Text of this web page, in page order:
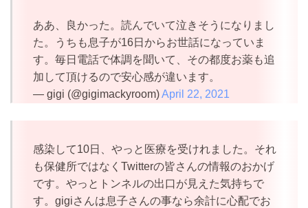
ああ、良かった。読んでいて泣きそうになりまし
た。うちも息子が16日からお世話になっていま
す。毎日電話で体調を聞いて、その都度お薬も追
加して頂けるので安心感が違います。
— gigi (@gigimackyroom)April 22, 2021
感染して10日、やっと医療を受けれました。それ
も保健所ではなくTwitterの皆さんの情報のおかげ
です。やっとトンネルの出口が見えた気持ちで
す。gigiさんは息子さんの事なら余計に心配でお